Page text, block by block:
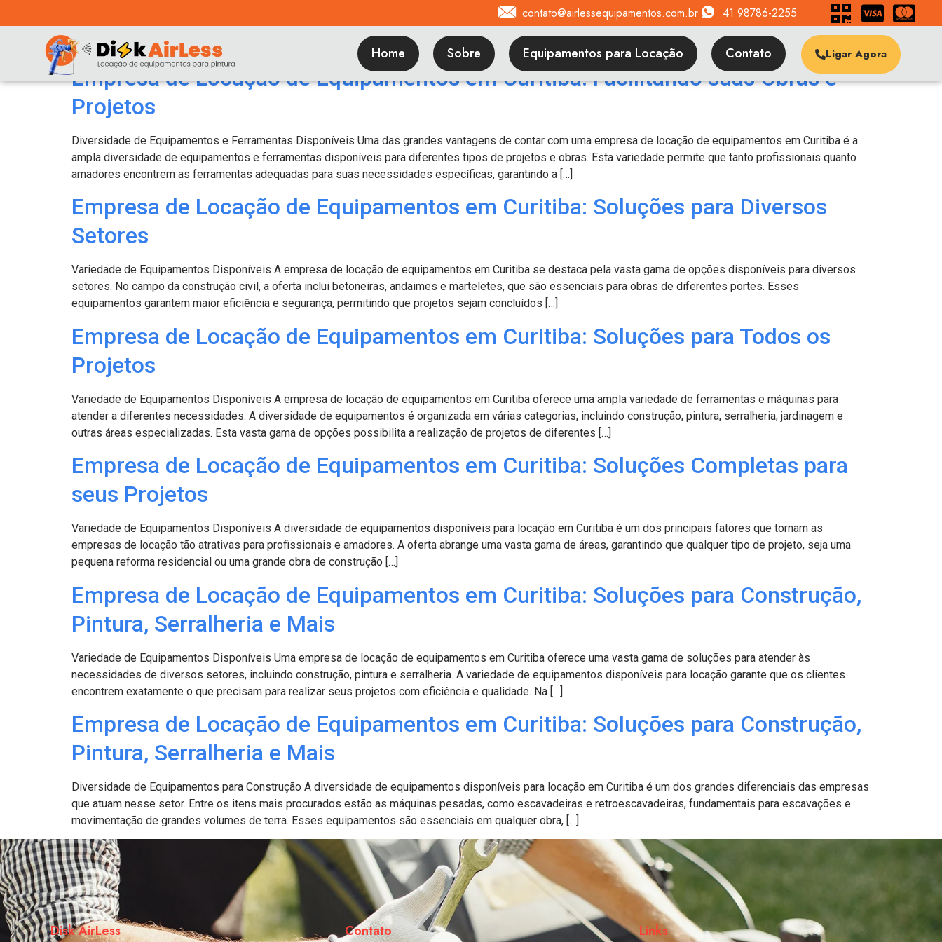
contato@airlessequipamentos.com.br 41 98786-2255
Home Sobre Equipamentos para Locação Contato Ligar Agora
Categoria:Uncategorized
Empresa de Locação de Equipamentos em Curitiba: Facilitando suas Obras e
Projetos
Diversidade de Equipamentos e Ferramentas Disponíveis Uma das grandes vantagens de contar com uma empresa de locação de equipamentos em Curitiba é a
ampla diversidade de equipamentos e ferramentas disponíveis para diferentes tipos de projetos e obras. Esta variedade permite que tanto profissionais quanto
amadores encontrem as ferramentas adequadas para suas necessidades específicas, garantindo a […]
Empresa de Locação de Equipamentos em Curitiba: Soluções para Diversos
Setores
Variedade de Equipamentos Disponíveis A empresa de locação de equipamentos em Curitiba se destaca pela vasta gama de opções disponíveis para diversos
setores. No campo da construção civil, a oferta inclui betoneiras, andaimes e marteletes, que são essenciais para obras de diferentes portes. Esses
equipamentos garantem maior eficiência e segurança, permitindo que projetos sejam concluídos […]
Empresa de Locação de Equipamentos em Curitiba: Soluções para Todos os
Projetos
Variedade de Equipamentos Disponíveis A empresa de locação de equipamentos em Curitiba oferece uma ampla variedade de ferramentas e máquinas para
atender a diferentes necessidades. A diversidade de equipamentos é organizada em várias categorias, incluindo construção, pintura, serralheria, jardinagem e
outras áreas especializadas. Esta vasta gama de opções possibilita a realização de projetos de diferentes […]
Empresa de Locação de Equipamentos em Curitiba: Soluções Completas para
seus Projetos
Variedade de Equipamentos Disponíveis A diversidade de equipamentos disponíveis para locação em Curitiba é um dos principais fatores que tornam as
empresas de locação tão atrativas para profissionais e amadores. A oferta abrange uma vasta gama de áreas, garantindo que qualquer tipo de projeto, seja uma
pequena reforma residencial ou uma grande obra de construção […]
Empresa de Locação de Equipamentos em Curitiba: Soluções para Construção,
Pintura, Serralheria e Mais
Variedade de Equipamentos Disponíveis Uma empresa de locação de equipamentos em Curitiba oferece uma vasta gama de soluções para atender às
necessidades de diversos setores, incluindo construção, pintura e serralheria. A variedade de equipamentos disponíveis para locação garante que os clientes
encontrem exatamente o que precisam para realizar seus projetos com eficiência e qualidade. Na […]
Empresa de Locação de Equipamentos em Curitiba: Soluções para Construção,
Pintura, Serralheria e Mais
Diversidade de Equipamentos para Construção A diversidade de equipamentos disponíveis para locação em Curitiba é um dos grandes diferenciais das empresas
que atuam nesse setor. Entre os itens mais procurados estão as máquinas pesadas, como escavadeiras e retroescavadeiras, fundamentais para escavações e
movimentação de grandes volumes de terra. Esses equipamentos são essenciais em qualquer obra, […]
Disk AirLess Contato Links